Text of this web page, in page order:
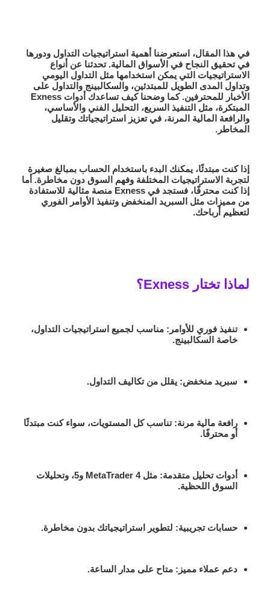
في هذا المقال، استعرضنا أهمية استراتيجيات التداول ودورها
في تحقيق النجاح في الأسواق المالية. تحدثنا عن أنواع
الاستراتيجيات التي يمكن استخدامها مثل التداول اليومي
وتداول المدى الطويل للمبتدئين، و السكالبينج و التداول على
الأخبار للمحترفين. كما وضحنا كيف تساعدك أدواتExness
المبتكرة، مثل التنفيذ السريع، التحليل الفني والأساسي،
والرافعة المالية المرنة، في تعزيز استراتيجياتك وتقليل
المخاطر.
إذا كنت مبتدئًا، يمكنك البدء باستخدام الحساب بمبالغ صغيرة
لتجربة الاستراتيجيات المختلفة وفهم السوق دون مخاطرة. أما
إذا كنت محترفًا،
فستجد في Exness منصة مثالية للاستفادة
من مميزات مثل السبريد المنخفض وتنفيذ الأوامر الفوري
لتعظيم أرباحك.
لماذا تختار Exness؟
تنفيذ فوري للأوامر: مناسب لجميع استراتيجيات التداول،
خاصة السكالبينج.
سبريد منخفض: يقلل من تكاليف التداول.
رافعة مالية مرنة: تناسب كل المستويات، سواء كنت مبتدئًا
أو محترفًا.
أدوات تحليل متقدمة:
مثل MetaTrader 4 و5، وتحليلات
السوق اللحظية.
حسابات تجريبية: لتطوير استراتيجياتك بدون مخاطرة.
دعم عملاء مميز: متاح على مدار الساعة.